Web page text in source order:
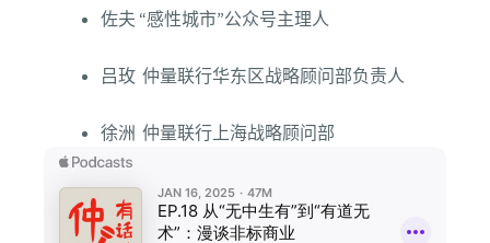
佐夫 “感性城市”公众号主理人
吕玫 仲量联行华东区战略顾问部负责人
徐洲 仲量联行上海战略顾问部